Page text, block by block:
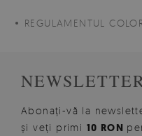
REGULAMENTUL
Abonați-vă la
și veți primi 10 RON